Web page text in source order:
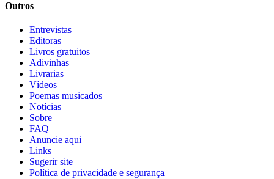
Outros
Entrevistas
Editoras
Livros gratuitos
Adivinhas
Livrarias
Vídeos
Poemas musicados
Notícias
Sobre
FAQ
Anuncie aqui
Links
Sugerir site
Política de privacidade e segurança